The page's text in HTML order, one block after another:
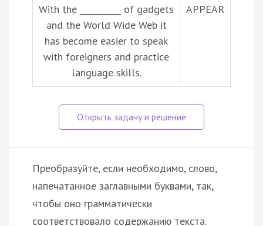
With the __________ of gadgets
and the World Wide Web it
has become easier to speak
with foreigners and practice
language skills.
APPEAR
Преобразуйте, если необходимо, слово,
напечатанное заглавными буквами, так,
чтобы оно грамматически
соответствовало содержанию текста.